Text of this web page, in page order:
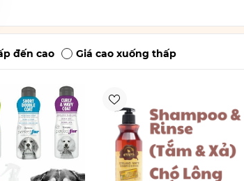
đến cao Giá cao xuống thấp